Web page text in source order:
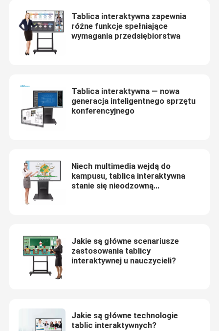
Produkty
Wycieczka po fabryce
Tablica interaktywna zapewnia
różne funkcje spełniające
wymagania przedsiębiorstwa
Tablica interaktywna — nowa
generacja inteligentnego sprzętu
konferencyjnego
Niech multimedia wejdą do
kampusu, tablica interaktywna
stanie się nieodzowną
Jakie są główne scenariusze
zastosowania tablicy
interaktywnej u nauczycieli?
Jakie są główne technologie
tablic interaktywnych?